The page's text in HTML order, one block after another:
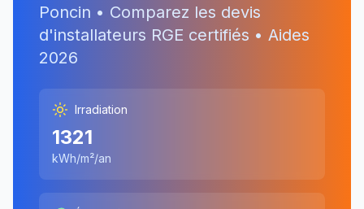
Poncin • Comparez les devis
d'installateurs RGE certifiés • Aides
2026
Irradiation
1321
kWh/m²/an